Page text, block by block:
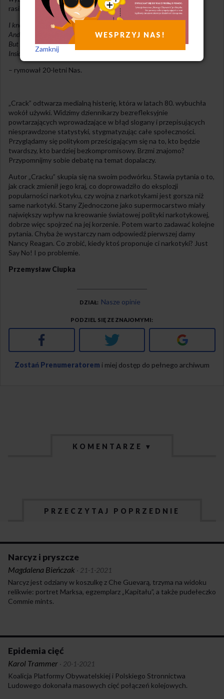
rasizmu?
I know this crackhead who said she gotta smoke nice rock
And if it’s good, she’ll bring you customers and measuring pots
But yo, you gotta slide on a vacation
Inside information keeps large niggas erasin’ and their wives basin’
– rymował 20-letni Nas.
„Crack” odtwarza medialną histerię, która w latach 80. wybuchła
wokół używki. Widzimy dziennikarzy bezrefleksyjnie
powtarzających wprowadzające w błąd slogany i przepisujących
niesprawdzone statystyki, stygmatyzując całe społeczności.
Przyglądamy się politykom prześcigającym się na to, kto będzie
twardszy, kto bardziej bezkompromisowy. Brzmi znajomo?
Przypomnijmy sobie debatę na temat dopalaczy.
Autor „Cracku” skupia się na swoim podwórku. Stawia pytania o to,
jak crack zmienił jego kraj, co doprowadziło do eksplozji
popularności narkotyku, czy wojna z narkotykami jest gorsza niż
same narkotyki. Stany Zjednoczone jako supermocarstwo miały
największy wpływ na kreowanie światowej polityki narkotykowej,
dobrze więc spojrzeć na jej korzenie. Potem warto zadawać kolejne
pytania. Chyba że wystarczy nam odpowiedź pierwszej damy
Nancy Reagan. Co zrobić, kiedy ktoś proponuje ci narkotyki? Just
Say No! I po problemie.
Przemysław Ciupka
DZIAŁ Nasze opinie
PODZIEL SIĘ ZE ZNAJOMYMI
Facebook Twitter Google+
Zostań Prenumeratorem i miej dostęp do pełnego archiwum
KOMENTARZE ▾
PRZECZYTAJ POPRZEDNIE
Narcyz i pryszcze
Magdalena Bieńczak · 21-1-2021
Narcyz jest odziany w koszulkę z Che Guevarą, trzyma na widoku
relikwie: portret Marksa, egzemplarz „Kapitału”, a także pudełeczko
Commie mints.
Epidemia cięć
Karol Trammer · 20-1-2021
Koalicja Platformy Obywatelskiej i Polskiego Stronnictwa
Ludowego dokonała masowych cięć połączeń kolejowych.
WESPRZYJ NAS!
Zamknij